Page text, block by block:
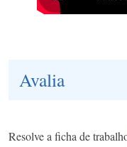
Avalia
Resolve a ficha de